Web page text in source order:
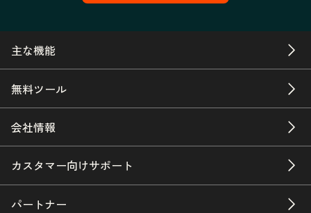
主な機能
無料ツール
会社情報
カスタマー向けサポート
パートナー